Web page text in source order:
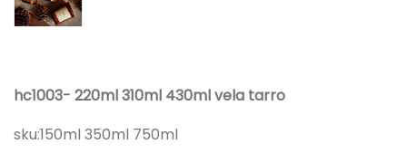
hc1003- 220ml 310ml 430ml vela tarro
sku:150ml 350ml 750ml